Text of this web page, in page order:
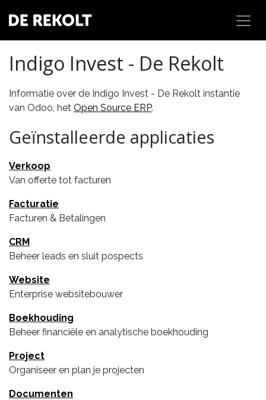
Indigo Invest - De Rekolt
Informatie over de Indigo Invest - De Rekolt instantie
van Odoo, het Open Source ERP.
Geïnstalleerde applicaties
Verkoop
Van offerte tot facturen
Facturatie
Facturen & Betalingen
CRM
Beheer leads en sluit pospects
Website
Enterprise websitebouwer
Boekhouding
Beheer financiële en analytische boekhouding
Project
Organiseer en plan je projecten
Documenten